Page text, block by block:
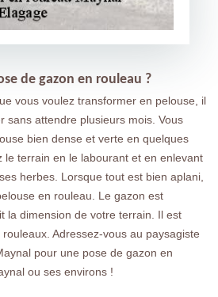
de gazon en rouleau ?
vous voulez transformer en pelouse, il
sans attendre plusieurs mois. Vous
bien dense et verte en quelques
le terrain en le labourant et en enlevant
herbes. Lorsque tout est bien aplani,
en rouleau. Le gazon est
la dimension de votre terrain. Il est
Adressez-vous au paysagiste
pour une pose de gazon en
ou ses environs !